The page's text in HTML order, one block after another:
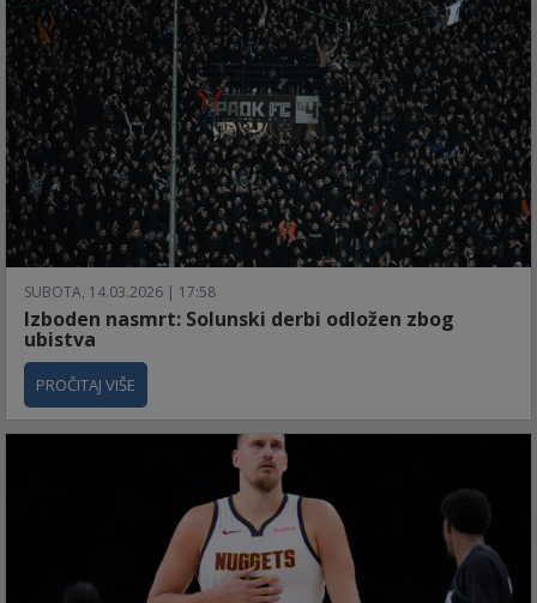
SUBOTA, 14.03.2026 | 17:58
Izboden nasmrt: Solunski derbi odložen zbog
ubistva
PROČITAJ VIŠE